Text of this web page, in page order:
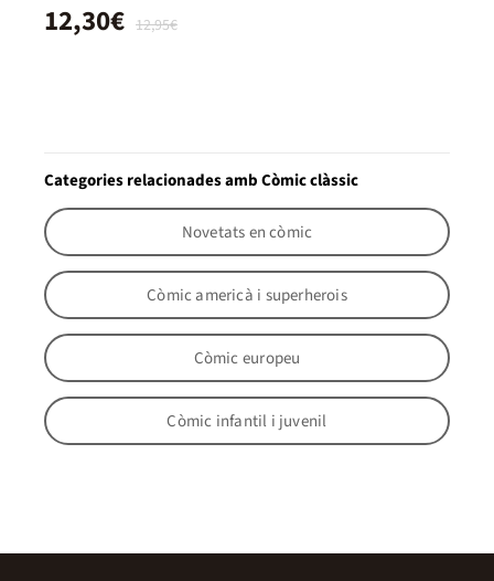
12,95€
12,30€
Categories relacionades amb Còmic clàssic
Novetats en còmic
Còmic americà i superherois
Còmic europeu
Còmic infantil i juvenil